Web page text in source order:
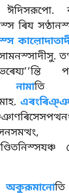
ৰিয
তি
অকুরূমানো